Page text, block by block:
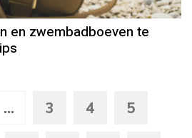
en zwembadboeven te
... 3 4 5